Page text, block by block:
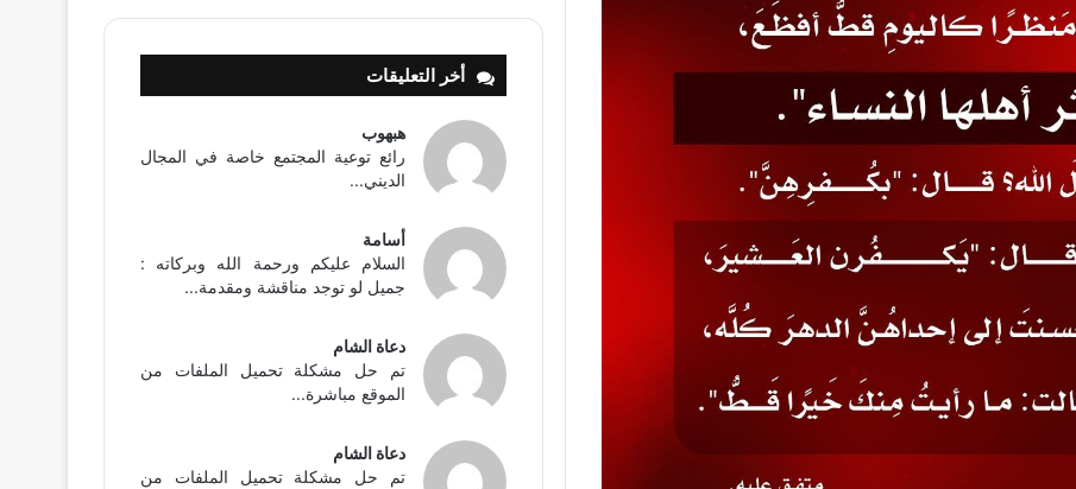
أخر التعليقات
هبهوب
رائع توعية المجتمع خاصة في المجال
الديني...
أسامة
السلام عليكم ورحمة الله وبركاته :
جميل لو توجد مناقشة ومقدمة...
دعاة الشام
تم حل مشكلة تحميل الملفات من
الموقع مباشرة...
دعاة الشام
تم حل مشكلة تحميل الملفات من